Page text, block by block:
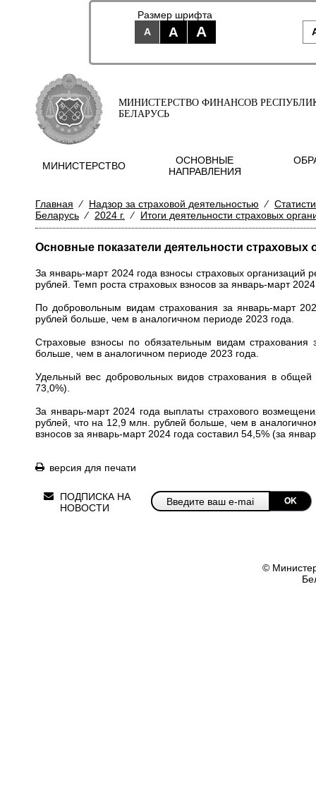
Размер шрифта
A
A A
МИНИСТЕРСТВО ФИНАНСОВ
БЕЛАРУСЬ
МИНИСТЕРСТВО
ОСНОВНЫЕ
НАПРАВЛЕНИЯ
Главная ⁄ Надзор за страховой деятельностью ⁄
Беларусь
⁄ 2024 г. ⁄ Итоги деятельности страховых
Основные показатели деятельности страховых
За январь-март 2024 года взносы страховых
рублей. Темп роста страховых взносов за январь-март
По добровольным видам страхования за январь-март
рублей больше, чем в аналогичном периоде 2023 года.
Страховые взносы по обязательным видам
больше, чем в аналогичном периоде 2023 года.
Удельный вес добровольных видов страхования в
73,0%).
За январь-март 2024 года выплаты страхового
рублей, что на 12,9 млн. рублей больше, чем в
взносов за январь-март 2024 года составил 54,5% (за
версия для печати
ПОДПИСКА НА
НОВОСТИ
OK
©